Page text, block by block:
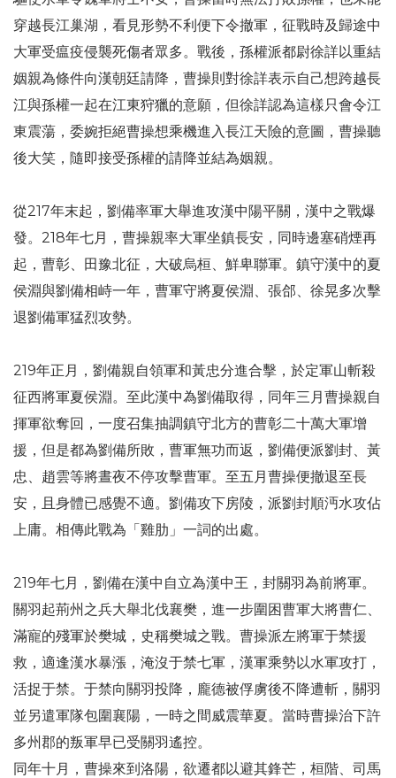
穿越長江巢湖，看見形勢不利便下令撤軍，征戰時及歸途中
大軍受瘟疫侵襲死傷者眾多。戰後，孫權派都尉徐詳以重結
姻親為條件向漢朝廷請降，曹操則對徐詳表示自己想跨越長
江與孫權一起在江東狩獵的意願，但徐詳認為這樣只會令江
東震蕩，委婉拒絕曹操想乘機進入長江天險的意圖，曹操聽
後大笑，隨即接受孫權的請降並結為姻親。
從217年末起，劉備率軍大舉進攻漢中陽平關，漢中之戰爆
發。218年七月，曹操親率大軍坐鎮長安，同時邊塞硝煙再
起，曹彰、田豫北征，大破烏桓、鮮卑聯軍。鎮守漢中的夏
侯淵與劉備相峙一年，曹軍守將夏侯淵、張郃、徐晃多次擊
退劉備軍猛烈攻勢。
219年正月，劉備親自領軍和黃忠分進合擊，於定軍山斬殺
征西將軍夏侯淵。至此漢中為劉備取得，同年三月曹操親自
揮軍欲奪回，一度召集抽調鎮守北方的曹彰二十萬大軍增
援，但是都為劉備所敗，曹軍無功而返，劉備便派劉封、黃
忠、趙雲等將晝夜不停攻擊曹軍。至五月曹操便撤退至長
安，且身體已感覺不適。劉備攻下房陵，派劉封順沔水攻佔
上庸。相傳此戰為「雞肋」一詞的出處。
219年七月，劉備在漢中自立為漢中王，封關羽為前將軍。
關羽起荊州之兵大舉北伐襄樊，進一步圍困曹軍大將曹仁、
滿寵的殘軍於樊城，史稱樊城之戰。曹操派左將軍于禁援
救，適逢漢水暴漲，淹沒于禁七軍，漢軍乘勢以水軍攻打，
活捉于禁。于禁向關羽投降，龐德被俘虜後不降遭斬，關羽
並另遣軍隊包圍襄陽，一時之間威震華夏。當時曹操治下許
多州郡的叛軍早已受關羽遙控。
同年十月，曹操來到洛陽，欲遷都以避其鋒芒，桓階、司馬